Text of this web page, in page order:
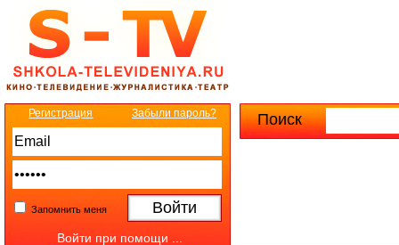
Поиск
Регистрация Забыли пароль?
Запомнить меня
Войти при помощи ...